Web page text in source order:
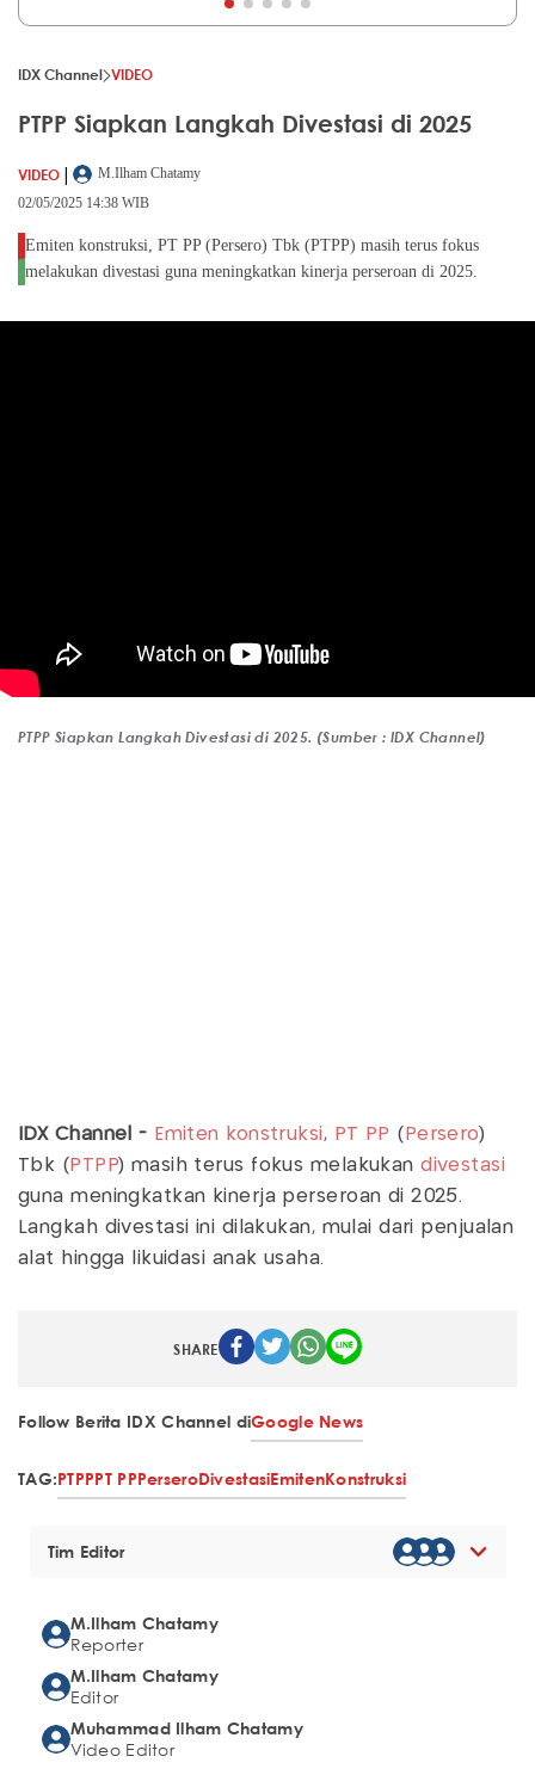
IDX Channel VIDEO
PTPP Siapkan Langkah Divestasi di 2025
VIDEO |
M.Ilham Chatamy
02/05/2025 14:38 WIB
Emiten konstruksi, PT PP (Persero) Tbk (PTPP) masih terus fokus
melakukan divestasi guna meningkatkan kinerja perseroan di 2025.
PTPP Siapkan Langkah Divestasi di 2025. (Sumber : IDX Channel)
IDX Channel - Emiten konstruksi, PT PP ( Persero)
Tbk ( PTPP) masih terus fokus melakukandivestasi
guna meningkatkan kinerja perseroan di 2025.
Langkah divestasi ini dilakukan, mulai dari penjualan
alat hingga likuidasi anak usaha.
SHARE
Follow Berita IDX Channel diGoogle News
TAG:PTPPPT PPPerseroDivestasiEmitenKonstruksi
Tim Editor
M.Ilham Chatamy
Reporter
M.Ilham Chatamy
Editor
Muhammad Ilham Chatamy
Video Editor